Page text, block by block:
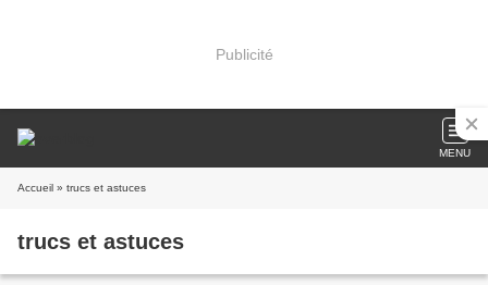
Publicité
MENU
Accueil » trucs et astuces
trucs et astuces